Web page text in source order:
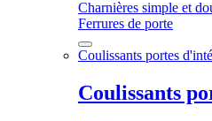
Charnières simple et
Ferrures de porte
Coulissants portes
Coulissants